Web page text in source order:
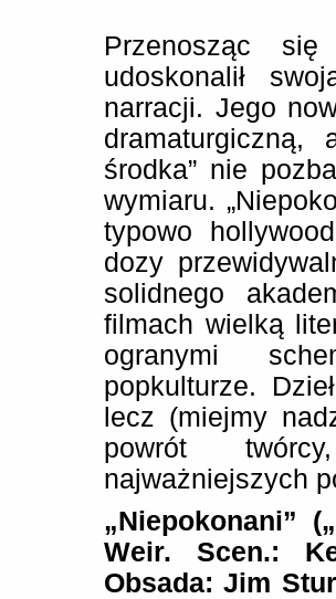
Przenosząc
udoskonalił
narracji. Jego
środka” nie
wymiaru.
typowo
dozy
solidnego
filmach wielką
ogranymi
popkulturze.
lecz (miejmy
powrót
najważniejszych
„Niepokonani”
Weir. Scen.:
Obsada: Jim